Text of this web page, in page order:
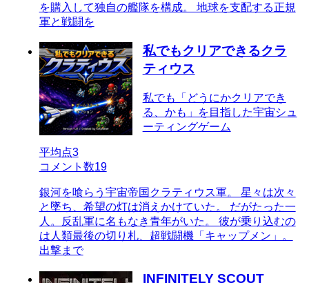
を購入して独自の艦隊を構成。 地球を支配する正規
軍と戦闘を
私でもクリアできるクラ
ティウス
私でも「どうにかクリアでき
る、かも」を目指した宇宙シュ
ーティングゲーム
平均点3
コメント数19
銀河を喰らう宇宙帝国クラティウス軍。 星々は次々
と墜ち、希望の灯は消えかけていた。 だがたった一
人。反乱軍に名もなき青年がいた。 彼が乗り込むの
は人類最後の切り札、超戦闘機「キャップメン」。
出撃まで
INFINITELY SCOUT